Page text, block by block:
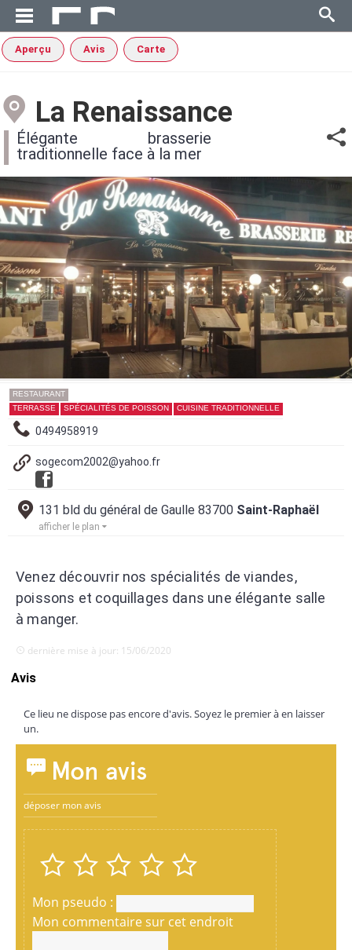
Aperçu Avis Carte
La Renaissance
Élégante brasserie
traditionnelle face à la mer
RESTAURANT
TERRASSE
SPÉCIALITÉS DE POISSON CUISINE TRADITIONNELLE
0494958919
sogecom2002@yahoo.fr
131 bld du général de Gaulle 83700 Saint-Raphaël
afficher le plan
Venez découvrir nos spécialités de viandes,
poissons et coquillages dans une élégante salle
à manger.
dernière mise à jour: 15/06/2020
Avis
Ce lieu ne dispose pas encore d'avis. Soyez le premier à en laisser
un.
Mon avis
déposer mon avis
Mon pseudo :
Mon commentaire sur cet endroit